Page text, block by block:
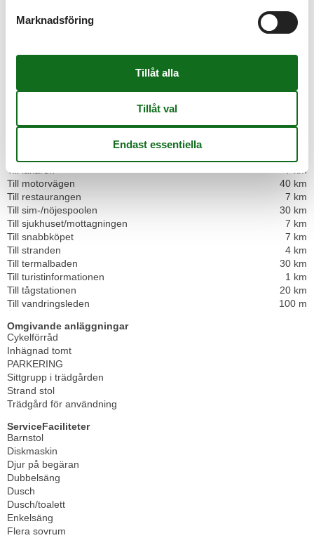
Cykelvänlig
Rökfritt hus
Distances
Till busshållplatsen
100 m
Till läkaren
7 km
Till motorvägen
40 km
Till restaurangen
7 km
Till sim-/nöjespoolen
30 km
Till sjukhuset/mottagningen
7 km
Till snabbköpet
7 km
Till stranden
4 km
Till termalbaden
30 km
Till turistinformationen
1 km
Till tågstationen
20 km
Till vandringsleden
100 m
Omgivande anläggningar
Cykelförråd
Inhägnad tomt
PARKERING
Sittgrupp i trädgården
Strand stol
Trädgård för användning
ServiceFaciliteter
Barnstol
Diskmaskin
Djur på begäran
Dubbelsäng
Dusch
Dusch/toalett
Enkelsäng
Flera sovrum
Marknadsföring